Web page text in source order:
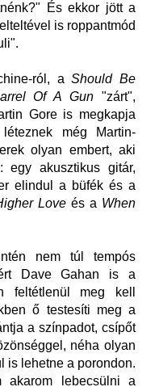
És ekkor jött a
is roppantmód
ról, aShould Be
Of A Gun "zárt",
Gore is megkapja
még Martin-
olyan embert, aki
egy akusztikus gitár,
elindul a büfék és a
Love és a When
nem túl tempós
Dave Gahan is a
feltétlenül meg kell
ő testesíti meg a
a színpadot, csípőt
néha olyan
is lehetne a porondon.
akarom lebecsülni a